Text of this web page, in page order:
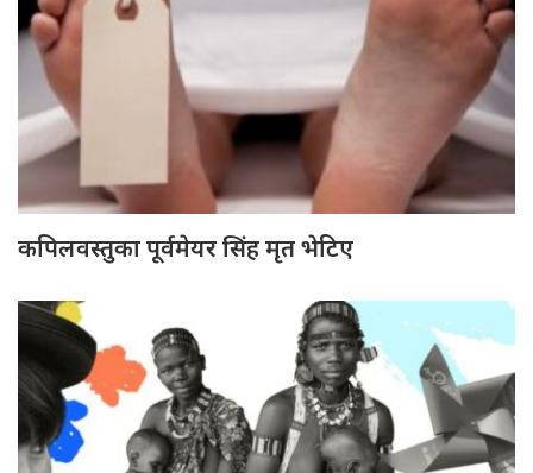
कपिलवस्तुका पूर्वमेयर सिंह मृत भेटिए